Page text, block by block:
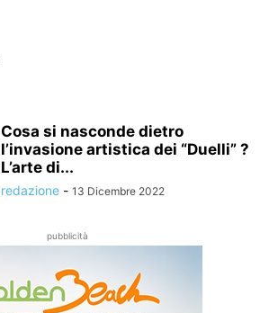
Cosa si nasconde dietro
l’invasione artistica dei “Duelli” ?
L’arte di...
redazione - 13 Dicembre 2022
pubblicità